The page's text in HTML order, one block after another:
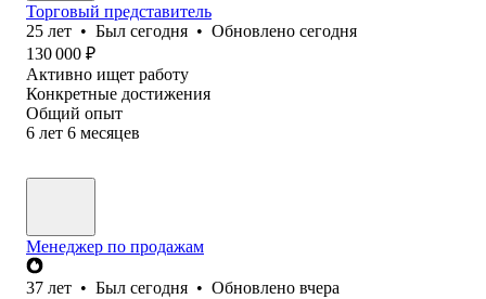
Торговый представитель
25 лет • Был сегодня • Обновлено сегодня
130 000 ₽
Активно ищет работу
Конкретные достижения
Общий опыт
6 лет 6 месяцев
Менеджер по продажам
37 лет • Был сегодня • Обновлено вчера